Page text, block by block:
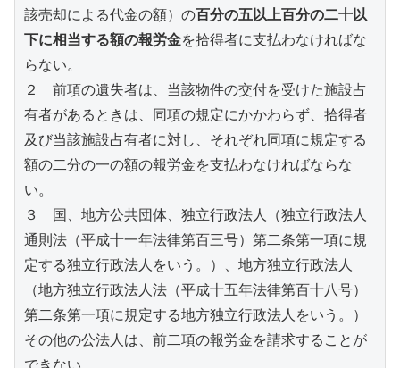
該売却による代金の額）の百分の五以上百分の二十以
下に相当する額の報労金を拾得者に支払わなければな
らない。
２　前項の遺失者は、当該物件の交付を受けた施設占
有者があるときは、同項の規定にかかわらず、拾得者
及び当該施設占有者に対し、それぞれ同項に規定する
額の二分の一の額の報労金を支払わなければならな
い。
３　国、地方公共団体、独立行政法人（独立行政法人
通則法（平成十一年法律第百三号）第二条第一項に規
定する独立行政法人をいう。）、地方独立行政法人
（地方独立行政法人法（平成十五年法律第百十八号）
第二条第一項に規定する地方独立行政法人をいう。）
その他の公法人は、前二項の報労金を請求することが